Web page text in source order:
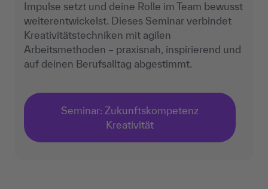
Impulse setzt und deine Rolle im Team bewusst
weiterentwickelst. Dieses Seminar verbindet
Kreativitätstechniken mit agilen
Arbeitsmethoden – praxisnah, inspirierend und
auf deinen Berufsalltag abgestimmt.
Seminar: Zukunftskompetenz
Kreativität